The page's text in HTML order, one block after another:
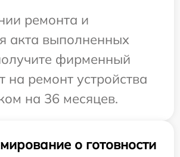
ремонта и
акта выполненных
фирменный
на ремонт устройства
на 36 месяцев.
о готовности